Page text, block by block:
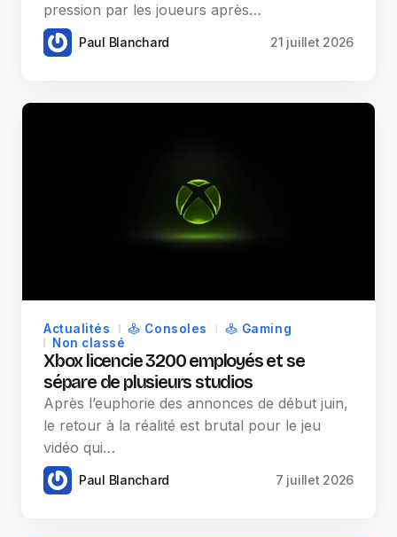
pression par les joueurs après…
Paul Blanchard 21 juillet 2026
Actualités Consoles
Gaming
Non classé
Xbox licencie 3200 employés et se
sépare de plusieurs studios
Après l’euphorie des annonces de début juin,
le retour à la réalité est brutal pour le jeu
vidéo qui…
Paul Blanchard 7 juillet 2026